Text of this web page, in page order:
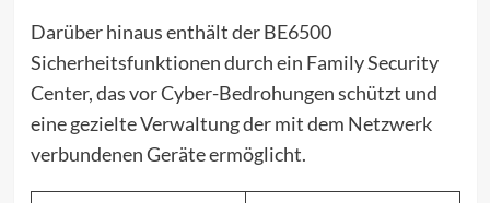
Darüber hinaus enthält der BE6500
Sicherheitsfunktionen durch ein Family Security
Center, das vor Cyber-Bedrohungen schützt und
eine gezielte Verwaltung der mit dem Netzwerk
verbundenen Geräte ermöglicht.